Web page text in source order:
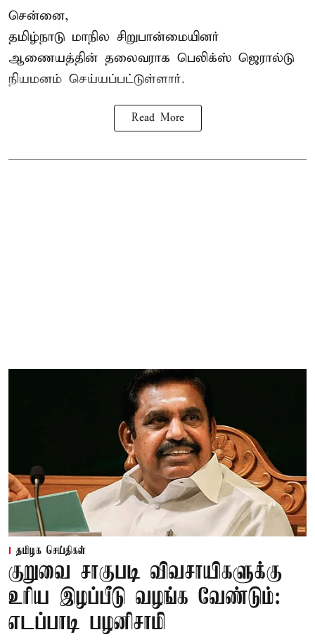
சென்னை,
தமிழ்நாடு மாநில சிறுபான்மையினர்
ஆணையத்தின் தலைவராக பெலிக்ஸ் ஜெரால்டு
நியமனம் செய்யப்பட்டுள்ளார்.
Read More
தமிழக செய்திகள்
குறுவை சாகுபடி விவசாயிகளுக்கு
உரிய இழப்பீடு வழங்க வேண்டும்:
எடப்பாடி பழனிசாமி